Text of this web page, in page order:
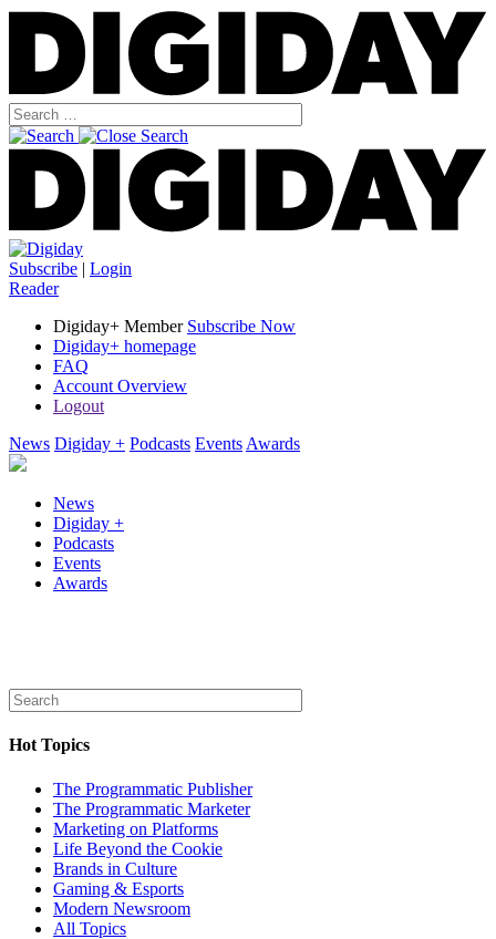
Subscribe | Login
Reader
Digiday+ Member Subscribe Now
Digiday+ homepage
FAQ
Account Overview
Logout
News Digiday + Podcasts Events Awards
News
Digiday +
Podcasts
Events
Awards
Hot Topics
The Programmatic Publisher
The Programmatic Marketer
Marketing on Platforms
Life Beyond the Cookie
Brands in Culture
Gaming & Esports
Modern Newsroom
All Topics